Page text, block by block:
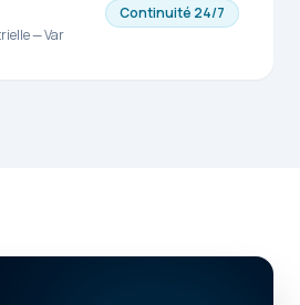
— Var
Continuité 24/7